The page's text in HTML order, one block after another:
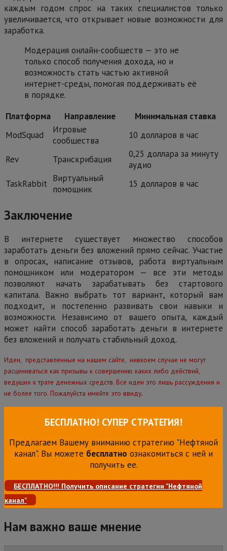
каждым годом спрос на таких специалистов только
увеличивается, что открывает новые возможности для
заработка.
Модерация онлайн-сообществ — это не
только способ получения дохода, но и
возможность стать частью активной
интернет-среды, помогая поддерживать её
в порядке.
Платформа
Направление
Минимальная ставка
ModSquad
Игровые
сообщества
10 долларов в час
Rev Транскрибация
0,25 доллара за минуту
аудио
TaskRabbit Виртуальный
помощник
15 долларов в час
Заключение
В интернете существует множество способов
заработать деньги без вложений прямо сейчас. Участие
в опросах, написание отзывов, работа виртуальным
помощником или модератором — все эти методы
позволяют начать зарабатывать без стартового
капитала. Важно выбрать тот вариант, который вам
подходит, и постепенно развивать свои навыки и
возможности. Независимо от вашего опыта, каждый
может найти способ заработать деньги в интернете
без вложений и получать стабильный доход.
Идеи, представленные на нашем сайте, нивкоем случае не могут
расцениваться как призывы к совершению каких либо действий,
ведущих к трате денежных средств. Все идеи это лишь рассуждения и
не более того. Пожалуйста имейте это ввиду.
БЕСПЛАТНО! СУПЕР СТРАТЕГИЯ!
Предлагаем Вашему вниманию стратегию "Нефтяной
канал". Вы можете бесплатно ознакомиться с ней и
получить ее.
БЕСПЛАТНО!!! Получить описание стратегии "Нефтяной
канал"
Нам важно ваше мнение